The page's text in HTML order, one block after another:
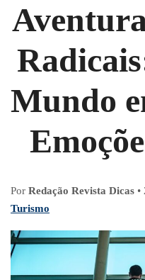
Mundo
Por Redação Revista Dicas •
Turismo